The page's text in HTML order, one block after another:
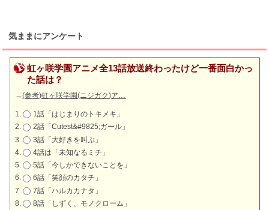
気ままにアンケート
虹ヶ咲学園アニメ全13話放送終わったけど一番面白かっ
た話は？
→(参考)虹ヶ咲学園(ニジガク)ア…
1話「はじまりのトキメキ」
2話「Cutest&#9825;ガール」
3話「大好きを叫ぶ」
4話は「未知なるミチ」
5話「今しかできないことを」
6話「笑顔のカタチ」
7話「ハルカカナタ」
8話「しずく、モノクローム」